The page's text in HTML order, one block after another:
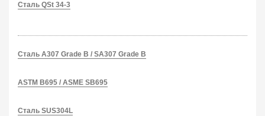
Сталь QSt 34-3
Сталь A307 Grade B / SA307 Grade B
ASTM B695 / ASME SB695
Сталь SUS304L